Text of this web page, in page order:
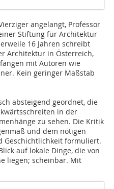
angelangt, Professor
Stiftung für Architektur
16 Jahren schreibt
Architektur in Österreich,
mit Autoren wie
Kein geringer Maßstab
absteigend geordnet, die
in der
zu sehen. Die Kritik
und dem nötigen
Geschichtlichkeit formuliert.
auf lokale Dinge, die von
liegen; scheinbar. Mit